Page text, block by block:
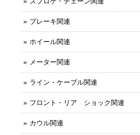
ブレーキ関連
ホイール関連
メーター関連
ライン・ケーブル関連
フロント・リア ショック関連
カウル関連